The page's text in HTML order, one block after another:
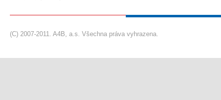
(C) 2007-2011. A4B, a.s. Všechna práva vyhrazena.